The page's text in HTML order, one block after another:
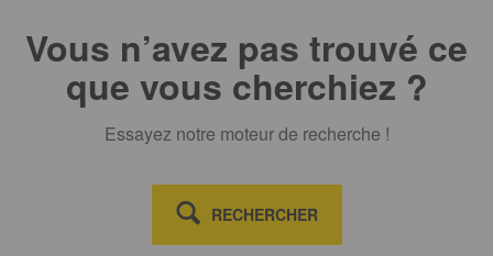
Vous n’avez pas trouvé ce
que vous cherchiez ?
Essayez notre moteur de recherche !
RECHERCHER